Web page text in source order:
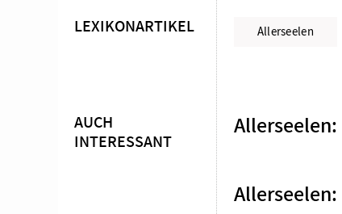
Überschrift
LEXIKONARTIKEL Allerseelen
AUCH
INTERESSANT